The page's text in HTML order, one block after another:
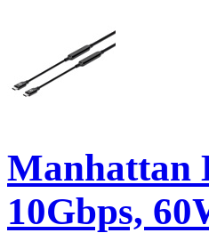
Manhattan
10Gbps,